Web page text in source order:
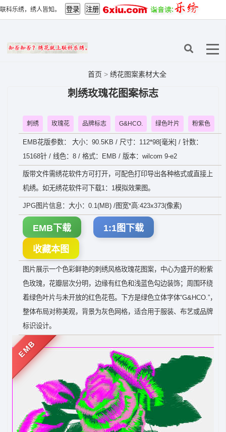
联科乐绣，绣人皆知。
首页 > 绣花图案素材大全
刺绣玫瑰花图案标志
刺绣 玫瑰花 品牌标志 G&HCO. 绿色叶片 粉紫色
EMB花版参数： 大小：90.5KB / 尺寸：112*98[毫米] / 针数：
15168针 / 线色：8 / 格式：EMB / 版本：wilcom 9-e2
版带文件需绣花软件方可打开，可配色打印导出各种格式或直接上
机绣。如无绣花软件可下载1：1模拟效果图。
JPG图片信息：大小：0.1(MB) /图宽*高:423x373(像素)
EMB下载 1:1图下载
收藏本图
图片展示一个色彩鲜艳的刺绣风格玫瑰花图案，中心为盛开的粉紫
色玫瑰，花瓣层次分明，边缘有红色和浅蓝色勾边装饰；周围环绕
着绿色叶片与未开放的红色花苞。下方是绿色立体字体“G&HCO.”，
整体布局对称美观，背景为灰色网格，适合用于服装、布艺或品牌
标识设计。
EMB